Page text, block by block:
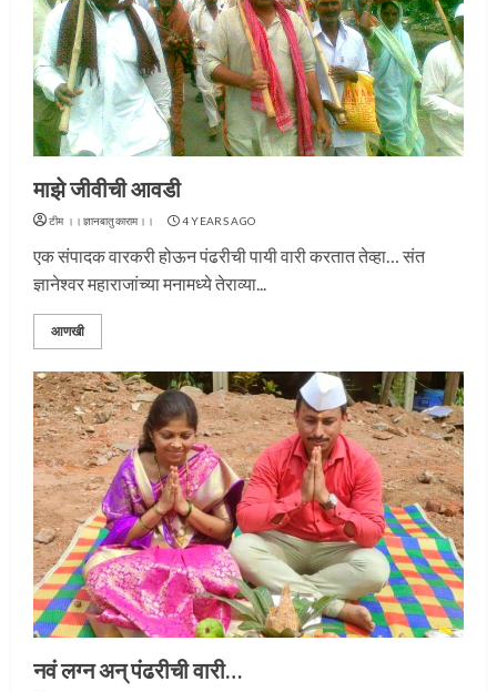
माझे जीवीची आवडी
टीम ।।ज्ञानबातुकाराम।। 4 YEARS AGO
एक संपादक वारकरी होऊन पंढरीची पायी वारी करतात तेव्हा… संत
ज्ञानेश्वर महाराजांच्या मनामध्ये तेराव्या...
आणखी
नवं लग्न अन् पंढरीची वारी…